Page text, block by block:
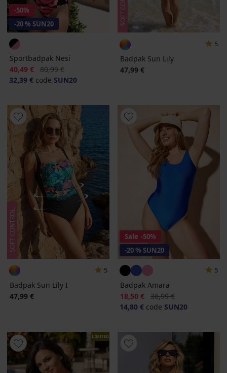
-50%
-20 % SUN20
Sportbadpak Nesi
Korting
40,49 € Oorspronkelijke prijs
80,99 €
32,39 € code SUN20
5
Badpak Sun Lily
47,99 €
5
Badpak Sun Lily I
47,99 €
Sale -50%
-20 % SUN20
5
Badpak Amara
Korting
18,50 € Oorspronkelijke prijs
36,99 €
14,80 € code SUN20
LIMITED